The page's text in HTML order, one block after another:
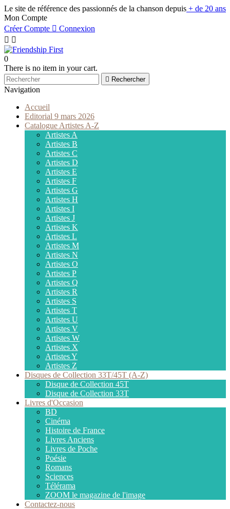
Le site de référence des passionnés de la chanson depuis + de 20 ans
Mon Compte
Créer Compte  Connexion
 
0
There is no item in your cart.
 Rechercher
Navigation
Accueil
Editorial 9 mars 2026
Catalogue Artistes A-Z
Artistes A
Artistes B
Artistes C
Artistes D
Artistes E
Artistes F
Artistes G
Artistes H
Artistes I
Artistes J
Artistes K
Artistes L
Artistes M
Artistes N
Artistes O
Artistes P
Artistes Q
Artistes R
Artistes S
Artistes T
Artistes U
Artistes V
Artistes W
Artistes X
Artistes Y
Artistes Z
Disques de Collection 33T/45T (A-Z)
Disque de Collection 45T
Disque de Collection 33T
Livres d'Occasion
BD
Cinéma
Histoire de France
Livres Anciens
Livres de Poche
Poésie
Romans
Sciences
Télérama
ZOOM le magazine de l'image
Contactez-nous